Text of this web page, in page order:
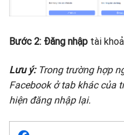
Bước 2: Đăng nhập tài
Lưu ý:Trong trường hợp
Facebook ở tab khác của
hiện đăng nhập lại.